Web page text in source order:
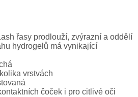
řasy prodlouží, zvýrazní a oddělí
hydrogelů má vynikající
vrstvách
čoček i pro citlivé oči